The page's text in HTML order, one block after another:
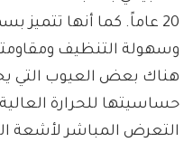
20 عاماً. كما أنها تتميز
وسهولة التنظيف
هناك بعض العيوب التي
حساسيتها للحرارة
التعرض المباشر لأشعة